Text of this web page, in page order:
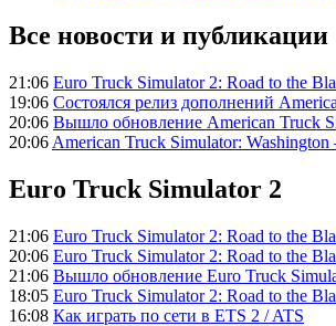
Все новости и публикации
21:06 Euro Truck Simulator 2: Road to the
19:06 Состоялся релиз дополнений
20:06 Вышло обновление American Truck
20:06 American Truck Simulator:
Euro Truck Simulator 2
21:06 Euro Truck Simulator 2: Road to the
20:06 Euro Truck Simulator 2: Road to the
21:06 Вышло обновление Euro Truck
18:05 Euro Truck Simulator 2: Road to the
16:08 Как играть по сети в ETS 2 / ATS